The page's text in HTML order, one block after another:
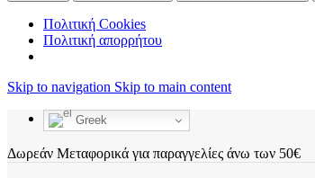
Πολιτική Cookies
Πολιτική απορρήτου
Skip to navigation Skip to main content
Greek
Δωρεάν Μεταφορικά για παραγγελίες άνω των 50€